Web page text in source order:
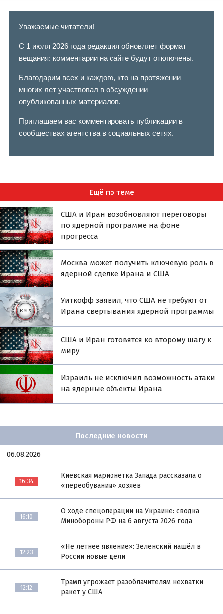
Уважаемые читатели!
С 1 июля 2026 года редакция обновляет формат
вещания: комментарии на сайте будут отключены.
Благодарим всех и каждого, кто на протяжении
многих лет участвовал в обсуждении
опубликованных материалов.
Приглашаем вас комментировать публикации в
сообществах агентства в социальных сетях.
Ещё по теме
США и Иран возобновляют переговоры
по ядерной программе на фоне
прогресса
Москва может получить ключевую роль в
ядерной сделке Ирана и США
Уиткофф заявил, что США не требуют от
Ирана свертывания ядерной программы
США и Иран готовятся ко второму шагу к
миру
Израиль не исключил возможность атаки
на ядерные объекты Ирана
Последние новости
06.08.2026
16:34
Киевская марионетка Запада рассказала о
«переобувании» хозяев
16:10
О ходе спецоперации на Украине: сводка
Минобороны РФ на 6 августа 2026 года
12:23
«Не летнее явление»: Зеленский нашёл в
России новые цели
12:12
Трамп угрожает разоблачителям нехватки
ракет у США